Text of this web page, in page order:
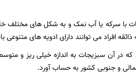
با سرکه یا آب نمک و به شکل های مختلف
افراد می توانند دارای ادویه های متنوعی
که در آن سبزیجات به اندازه خیلی ریز و
و جنوبی کشور به حساب آورد.